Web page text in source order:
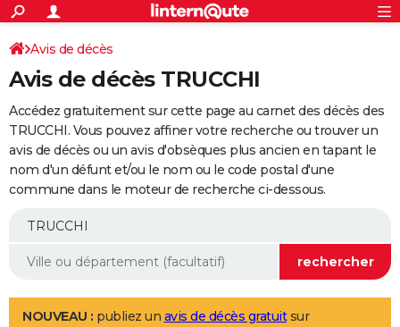
ACTUALITÉS
Politique
Société
Faits Divers
Education
Monde
Villes
+
SPORT
Coupe du monde 2026
Football
Tennis
Cyclisme
Rugby
Forum
Programme TV
TNT
Streaming
Cinéma
Sorties cinéma
Musique
+
FINANCE
Retraite
Epargne
Immobilier
Risques naturels par ville
Banque
Assurance
AUTO
Essais
Réserver un essai
Citadines
Berlines
SUV
Forum auto
+
Mobiles
Meilleur smartphone
Internet
Ordinateurs
Jeux vidéo
Guide high-tech
Aménagement intérieur
LIFESTYLE
Avis de décès
Avis de décès TRUCCHI
Accédez gratuitement sur cette page au carnet des décès des
TRUCCHI. Vous pouvez affiner votre recherche ou trouver un
avis de décès ou un avis d'obsèques plus ancien en tapant le
nom d'un défunt et/ou le nom ou le code postal d'une
commune dans le moteur de recherche ci-dessous.
NOUVEAU : publiez un avis de décès gratuitsur